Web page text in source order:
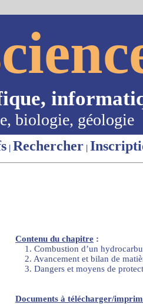
biologie, géologie
| Rechercher |
Contenu du chapitre :
1. Combustion d’un
2. Avancement et bilan de
3. Dangers et moyens de
Documents à télécharger/